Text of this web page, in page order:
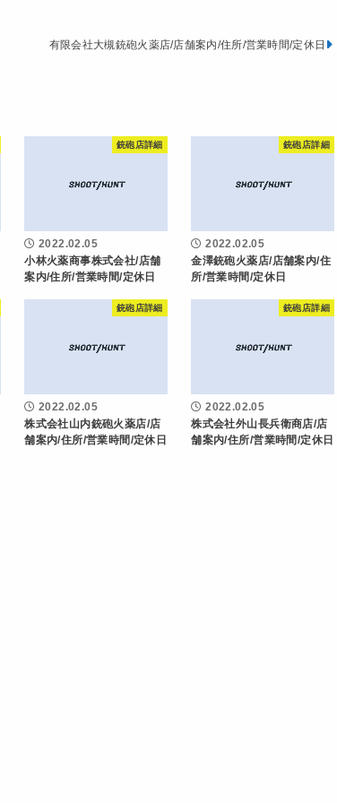
有限会社大槻銃砲火薬店/店舗案内/住所/営業時間/定休日
銃砲店詳細
2022.02.05
小林火薬商事株式会社/店舗
案内/住所/営業時間/定休日
銃砲店詳細
2022.02.05
金澤銃砲火薬店/店舗案内/住
所/営業時間/定休日
銃砲店詳細
2022.02.05
株式会社山内銃砲火薬店/店
舗案内/住所/営業時間/定休日
銃砲店詳細
2022.02.05
株式会社外山長兵衛商店/店
舗案内/住所/営業時間/定休日